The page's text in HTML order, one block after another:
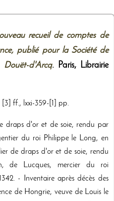
recueil de comptes de
publié pour la Société de
Douët-d'Arcq. Paris,
Librairie
[3] ff., lxxi-359-[1] pp.
draps d'or et de soie, rendu par
du roi Philippe le Long, en
de draps d'or et de soie, rendu
de Lucques, mercier du roi
- Inventaire après décès des
de Hongrie, veuve de Louis le